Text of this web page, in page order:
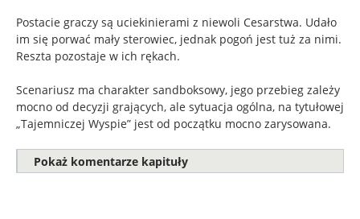
Postacie graczy są uciekinierami z niewoli Cesarstwa. Udało
im się porwać mały sterowiec, jednak pogoń jest tuż za nimi.
Reszta pozostaje w ich rękach.
Scenariusz ma charakter sandboksowy, jego przebieg zależy
mocno od decyzji grających, ale sytuacja ogólna, na tytułowej
„Tajemniczej Wyspie” jest od początku mocno zarysowana.
Pokaż komentarze kapituły